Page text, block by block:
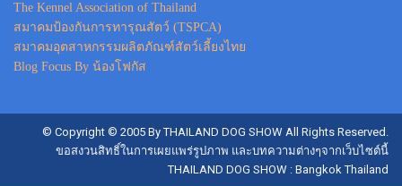
The Kennel Association of Thailand
สมาคมป้องกันการทารุณสัตว์ (TSPCA)
สมาคมอุตสาหกรรมผลิตภัณฑ์สัตว์เลี้ยงไทย
Blog Focus By น้องโฟกัส
© Copyright © 2005 By THAILAND DOG SHOW All Rights Reserved.
ขอสงวนสิทธิ์ในการเผยแพร่รูปภาพ และบทความต่างๆจากเว็บไซต์นี้
THAILAND DOG SHOW : Bangkok Thailand